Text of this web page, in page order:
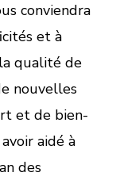
conviendra
et à
qualité de
nouvelles
et de bien-
aidé à
des